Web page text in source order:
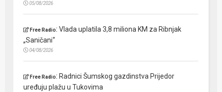
05/08/2026
Free Radio:Vlada uplatila 3,8 miliona KM za Ribnjak
„Saničani“
04/08/2026
Free Radio: Radnici Šumskog gazdinstva Prijedor
uređuju plažu u Tukovima